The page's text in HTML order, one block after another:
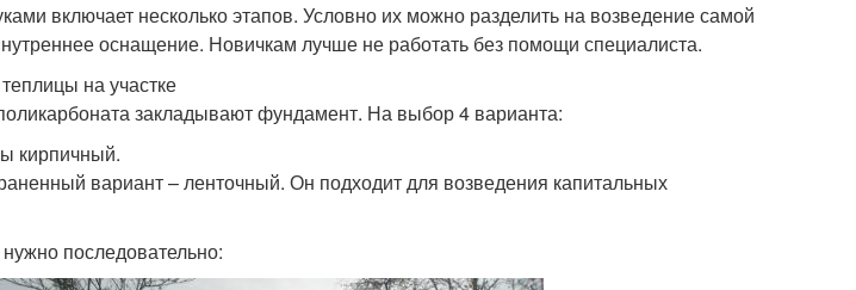
включает несколько этапов. Условно их можно разделить на возведение самой
оснащение. Новичкам лучше не работать без помощи специалиста.
на участке
закладывают фундамент. На выбор 4 варианта:
кирпичный.
вариант – ленточный. Он подходит для возведения капитальных
последовательно: